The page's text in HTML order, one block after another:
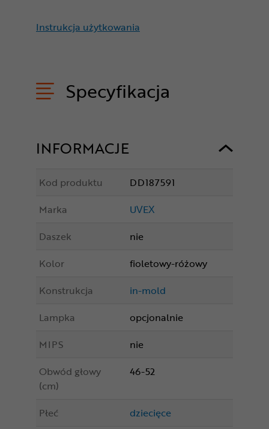
Instrukcja użytkowania
Specyfikacja
INFORMACJE
Kod produktu
DD187591
Marka
UVEX
Daszek
nie
Kolor
fioletowy-różowy
Konstrukcja
in-mold
Lampka
opcjonalnie
MIPS
nie
Obwód głowy
(cm)
46-52
Płeć
dziecięce